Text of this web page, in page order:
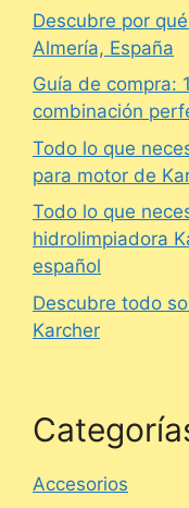
Descubre por
Almería, España
Guía de compra:
combinación
Todo lo que
para motor de
Todo lo que
hidrolimpiadora
español
Descubre todo
Karcher
Accesorios